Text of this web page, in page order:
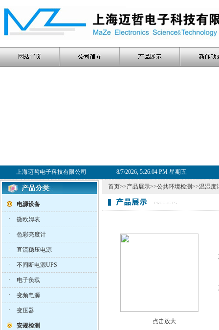
上海迈哲电子科技有限公司 8/7/2026, 5:26:04 PM 星期五
电源设备
· 微欧姆表
· 色彩亮度计
· 直流稳压电源
· 不间断电源UPS
· 电子负载
· 变频电源
· 变压器
安规检测
首页>>产品展示>>公共环境检测>>温湿度
点击放大